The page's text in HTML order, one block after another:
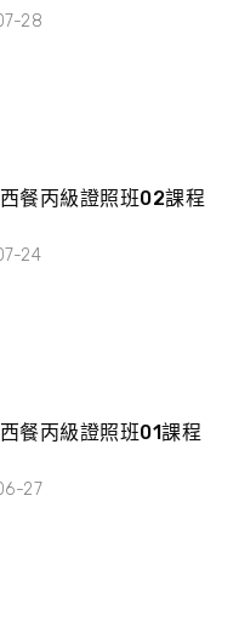
28
餐丙級證照班02課程
24
餐丙級證照班01課程
27